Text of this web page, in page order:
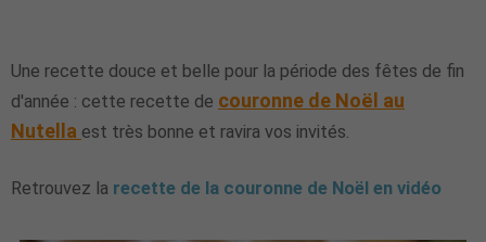
Une recette douce et belle pour la période des fêtes de fin
d'année : cette recette de couronne de Noël au
Nutella est très bonne et ravira vos invités.
Retrouvez la recette de la couronne de Noël en vidéo